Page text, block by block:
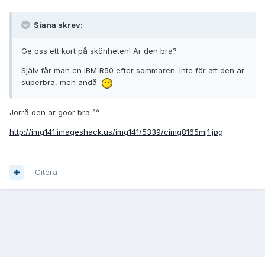
Siana skrev:
Ge oss ett kort på skönheten! Är den bra?
Själv får man en IBM R50 efter sommaren. Inte för att den är
superbra, men ändå.
Jorrå den är göör bra ^^
http://img141.imageshack.us/img141/5339/cimg8165mj1.jpg
Citera